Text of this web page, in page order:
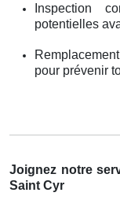
Inspection
potentielles
pour prévenir
Joignez notre
Saint Cyr